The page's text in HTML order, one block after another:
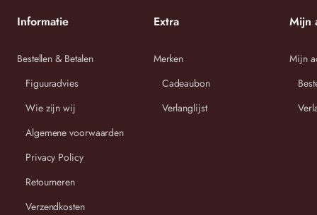
3 58-
Wij streven ernaar om binnen 2-3 werkdagen uw bestelling
te versturen.
Informatie
Bestellen & Betalen
Figuuradvies
Wie zijn wij
Algemene voorwaarden
Privacy Policy
Retourneren
Verzendkosten
Extra
Merken
Cadeaubon
Verlanglijst
Mijn
Mijn